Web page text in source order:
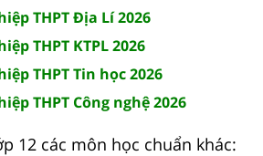
THPT Địa Lí 2026
THPT KTPL 2026
THPT Tin học 2026
THPT Công nghệ 2026
12 các môn học chuẩn khác: